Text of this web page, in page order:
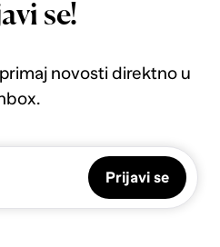
se!
novosti direktno u
Prijavi se